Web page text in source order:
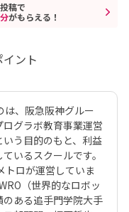
稿で
がもらえる！
ント
、阪急阪神グルー
グラボ教育事業運営
う目的のもと、利益
いるスクールです。
トロが運営していま
（世界的なロボッ
のある追手門学院大手